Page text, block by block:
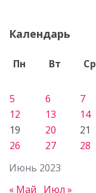
Календарь
Июнь 2023
Пн Вт Ср
5
6 7
12
13 14
19
20 21
26
27 28
« Май Июл »